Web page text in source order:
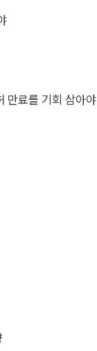
만료를 기회 삼아야